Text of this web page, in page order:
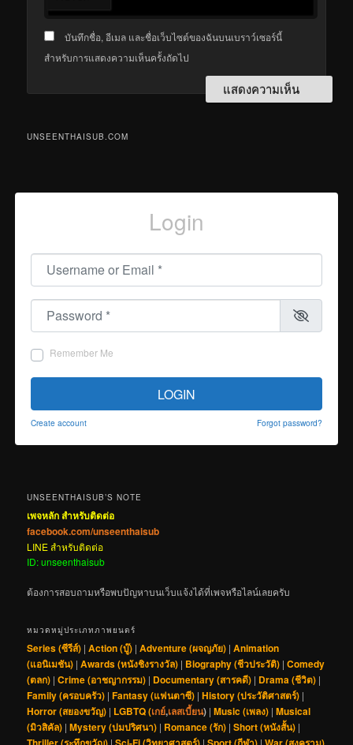
บันทึกชื่อ, อีเมล และชื่อเว็บไซต์ของฉันบนเบราว์เซอร์นี้
สำหรับการแสดงความเห็นครั้งถัดไป
UNSEENTHAISUB.COM
Login
Username or Email
Password
Remember Me
LOGIN
Create account Forgot password?
UNSEENTHAISUB’S NOTE
เพจหลัก สำหรับติดต่อ
facebook.com/unseenthaisub
LINE สำหรับติดต่อ
ID: unseenthaisub
ต้องการสอบถามหรือพบปัญหาบนเว็บแจ้งได้ที่เพจหรือไลน์เลยครับ
หมวดหมู่ประเภทภาพยนตร์
Series (ซีรีส์) |Action (บู๊) |Adventure (ผจญภัย) |Animation
(แอนิเมชัน) |Awards (หนังชิงรางวัล) | Biography (ชีวประวัติ) |Comedy
(ตลก) |Crime (อาชญากรรม) | Documentary (สารคดี) | Drama (ชีวิต) |
Family (ครอบครัว) |Fantasy (แฟนตาซี) |History (ประวัติศาสตร์) |
Horror (สยองขวัญ) | LGBTQ (เกย์,เลสเบี้ยน) |Music (เพลง) |Musical
(มิวสิคัล) |Mystery (ปมปริศนา) | Romance (รัก) |Short (หนังสั้น) |